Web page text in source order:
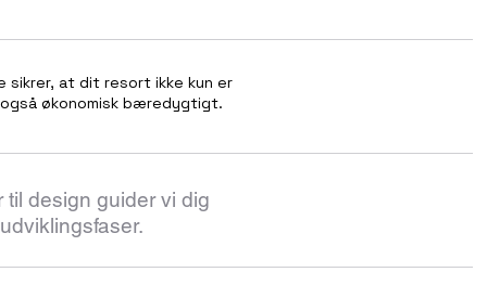
sikrer, at dit resort ikke kun er
økonomisk bæredygtigt.
til design guider vi dig